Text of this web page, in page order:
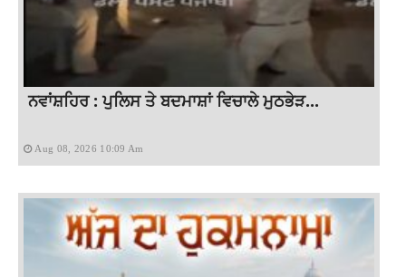
ਨਵਾਂਸ਼ਹਿਰ : ਪੁਲਿਸ ਤੇ ਬਦਮਾਸ਼ਾਂ ਵਿਚਾਲੇ ਮੁਠਭੇੜ...
Aug 08, 2026 10:09 Am